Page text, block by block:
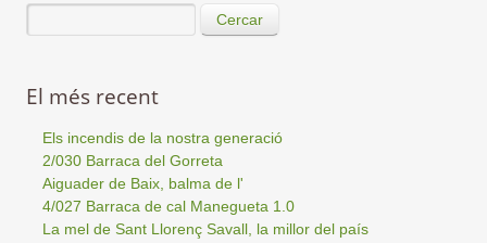
Cercar
El més recent
Els incendis de la nostra generació
2/030 Barraca del Gorreta
Aiguader de Baix, balma de l'
4/027 Barraca de cal Manegueta 1.0
La mel de Sant Llorenç Savall, la millor del país